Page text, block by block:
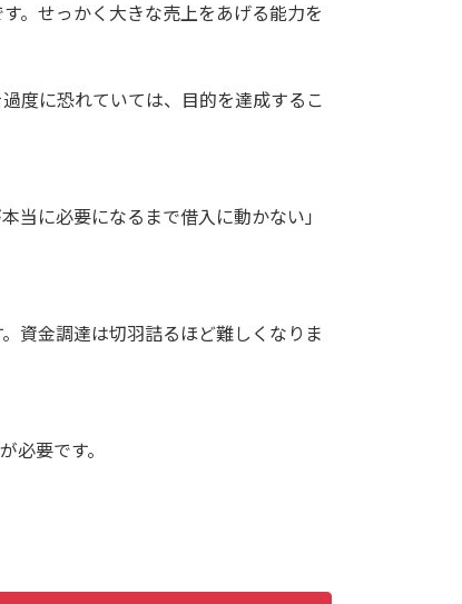
。せっかく大きな売上をあげる能力を
度に恐れていては、目的を達成するこ
当に必要になるまで借入に動かない」
資金調達は切羽詰るほど難しくなりま
必要です。